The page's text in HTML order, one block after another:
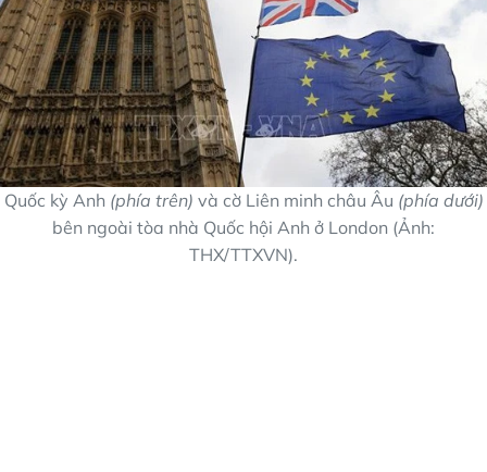
Quốc kỳ Anh (phía trên) và cờ Liên minh châu Âu (phía dưới)
bên ngoài tòa nhà Quốc hội Anh ở London (Ảnh:
THX/TTXVN).